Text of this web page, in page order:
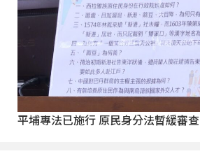
平埔專法已施行 原民身分法暫緩審查